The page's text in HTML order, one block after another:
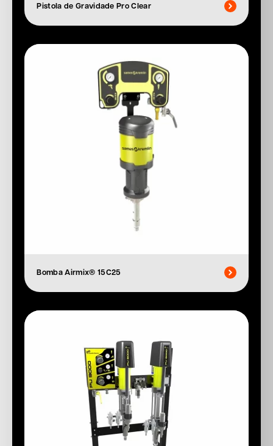
Pistola de Gravidade Pro Clear
Bomba Airmix® 15C25